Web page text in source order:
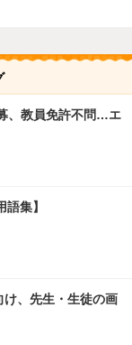
、教員免許不問…エ
集】
、先生・生徒の画